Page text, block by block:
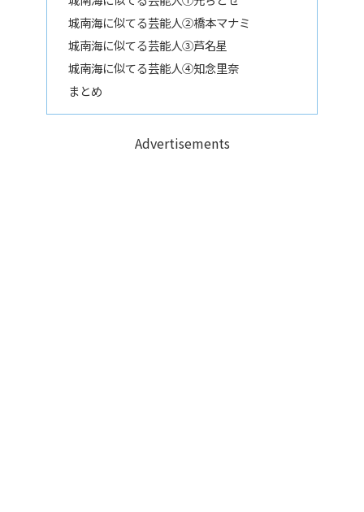
城南海に似てる芸能人②橋本マナミ
城南海に似てる芸能人③芦名星
城南海に似てる芸能人④知念里奈
まとめ
Advertisements